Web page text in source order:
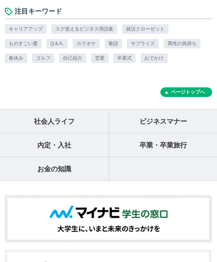
注目キーワード
キャリアアップ スグ使えるビジネス用語集 就活クローゼット
ものすごい愛 Q＆A. カラオケ 敬語 サプライズ 異性の気持ち
春休み ゴルフ 自己紹介 営業 卒業式 おでかけ
ページトップへ
社会人ライフ ビジネスマナー
内定・入社 卒業・卒業旅行
お金の知識